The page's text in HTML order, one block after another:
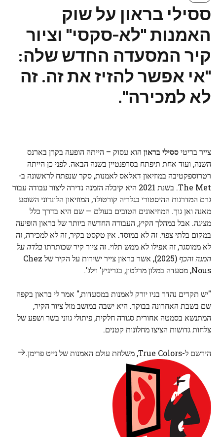
ססילי בראון על שוק
האמנות "לא-סקסי" וציור
קיר המסעדה החדש שלה:
"אי אפשר להזיז את זה. זה
לא למכירה".
צייר בריטיססילי בראון הוא עסוק – הייתה הופעה בקרן בארנס
השנה, ועוד אחת תיפתח בסרפנטיין בשנה הבאה. לפני כן הייתה
רטרוספקטיבה במוזיאון דאלאס לאמנות, סקר שנפתח לראשונה ב-
The Met. בשנת 2021 היא קיבלה הזמנה נדירה ליצור עבודה עבור
גרם המדרגות ההיסטורי בגלריה קורטולד, המוזיאון הלונדוני השופע
מאנה ואן גוך. המוזיאונים הטובים בעולם — שם היא בדרך כלל
מציגה. אבל במהלך הקיץ, העבודה החדשה ביותר של בראון הופיעה
במקום בלתי צפוי. זה לא במוסד. אין טקסט בקיר, זה לא למכירה, זה
לא ממוסגר, זה אפילו לא ממש תלוי. זה ציור קיר שכותרתו בלדה על
המנה והכף
(2025), אשר בראון צייר ישירות על הקיר של Chez
Nous, מסעדה במלון מרלטון, בגריניץ' וילג'.
"יש תקדים נהדר בניו יורק לאמנות במסעדות," אמר לי בראון בקפה
שם בשבת האחרונה בבוקר. היא ישבה במושב מול ציור הקיר,
המתנשא בסמטה אחורית סגורה חלקית, פיתולי גווני בשר ושפע של
צלחות גדושות הציצו מחלונות קטנים.
הירשם ל-True Colors, משלחת עולם האמנות של נייט פרימן.